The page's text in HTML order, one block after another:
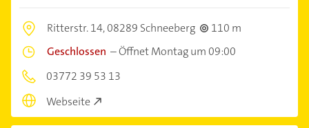
Ritterstr. 14,08289 Schneeberg
110 m
Geschlossen –Öffnet Montag um 09:00
03772 39 53 13
Webseite